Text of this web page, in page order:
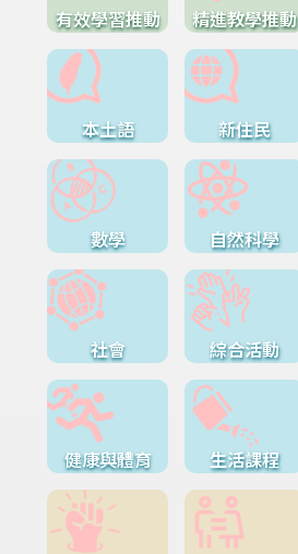
有效學習推動 精進教學推動
本土語 新住民
數學 自然科學
社會 綜合活動
健康與體育 生活課程